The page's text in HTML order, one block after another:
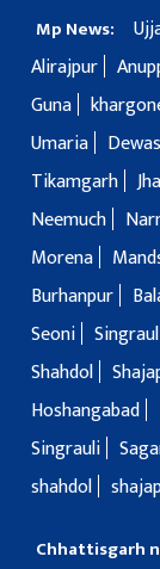
Mp News:
Alirajpur
Guna
Umaria
Dewas
Tikamgarh
Neemuch
Morena
Burhanpur
Seoni
Shahdol
Hoshangabad
Singrauli
shahdol
Chhattisgarh